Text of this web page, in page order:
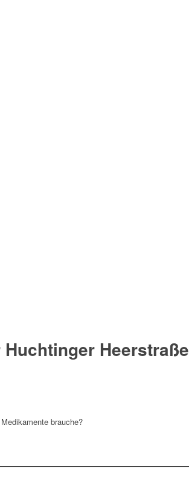
Heerstraße
brauche?